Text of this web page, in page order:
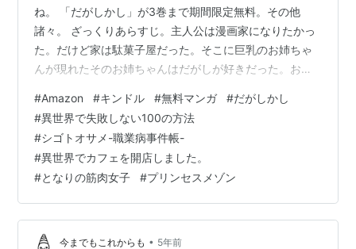
ね。 「だがしかし」が3巻まで期間限定無料。その他
諸々。 ざっくりあらすじ。主人公は漫画家になりたかっ
た。だけど家は駄菓子屋だった。そこに巨乳のお姉ちゃ
んが現れたそのお姉ちゃんはだがしが好きだった。お姉
る主人公だった。 Aiのあらすじ（ELYZA）。間違ってな
いがあってない。漫画家押し。 漫画家を目指すという夢
があった鹿田ヨウが、漫画家になるという夢があった。
しかし、ある夏の日、鹿田ヨウの前に枝垂ほたるが現
れ、漫画家になるという夢があった。漫画家になる努力
をおろそかにしていたが、漫画家になる…
#Amazon #キンドル #無料マンガ #だがしかし
#異世界で失敗しない100の方法
#シゴトオサメ-職業病事件帳-
#異世界でカフェを開店しました。
#となりの筋肉女子 #プリンセスメゾン
今までもこれからも • 5年前